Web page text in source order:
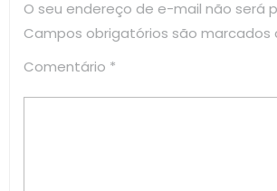
O seu endereço de e-mail não será
Campos obrigatórios são marcados
Comentário *